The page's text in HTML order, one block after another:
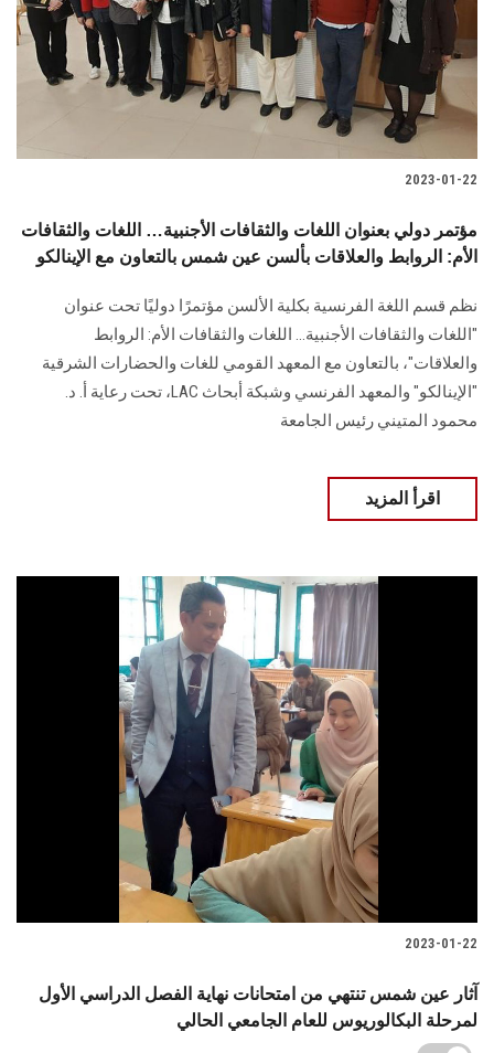
2023-01-22
مؤتمر دولي بعنوان اللغات والثقافات الأجنبية… اللغات والثقافات
الأم: الروابط والعلاقات بألسن عين شمس بالتعاون مع الإينالكو
نظم قسم اللغة الفرنسية بكلية الألسن مؤتمرًا دوليًا تحت عنوان
"اللغات والثقافات الأجنبية… اللغات والثقافات الأم: الروابط
والعلاقات"، بالتعاون مع المعهد القومي للغات والحضارات الشرقية
"الإينالكو" والمعهد الفرنسي وشبكة أبحاث LAC، تحت رعاية أ. د.
محمود المتيني رئيس الجامعة
اقرأ المزيد
2023-01-22
آثار عين شمس تنتهي من امتحانات نهاية الفصل الدراسي الأول
لمرحلة البكالوريوس للعام الجامعي الحالي